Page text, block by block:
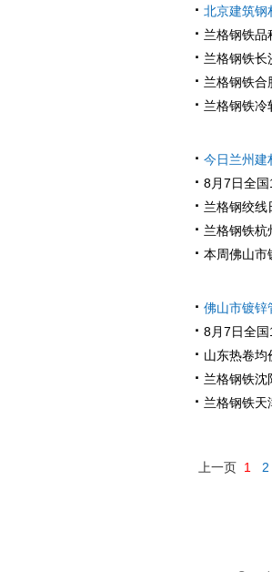
· 北京建筑钢
· 兰格钢铁品
· 兰格钢铁长
· 兰格钢铁合
· 兰格钢铁冷
· 今日兰州建
· 8月7日全
· 兰格钢绞线
· 兰格钢铁杭
· 本周佛山市
· 佛山市镀锌
· 8月7日全
· 山东热卷均
· 兰格钢铁沈
· 兰格钢铁天
上一页 1 2